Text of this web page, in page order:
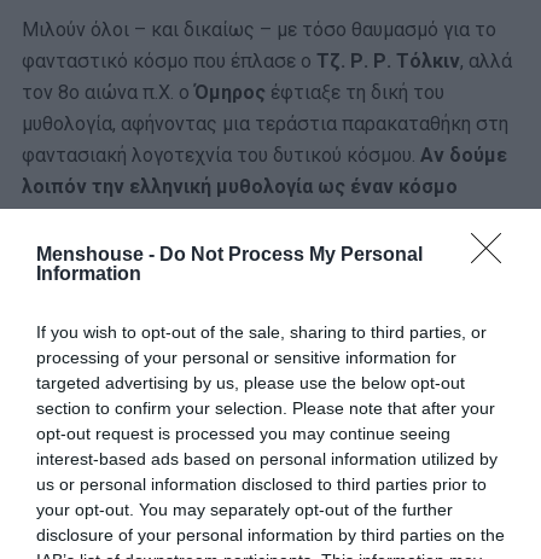
Menshouse - Do Not Process My Personal
Information
If you wish to opt-out of the sale, sharing to third parties, or
processing of your personal or sensitive information for
targeted advertising by us, please use the below opt-out
section to confirm your selection. Please note that after your
opt-out request is processed you may continue seeing
interest-based ads based on personal information utilized by
us or personal information disclosed to third parties prior to
your opt-out. You may separately opt-out of the further
disclosure of your personal information by third parties on the
Μιλούν όλοι – και δικαίως – με τόσο θαυμασμό για το
φανταστικό κόσμο που έπλασε ο Τζ. Ρ. Ρ. Τόλκιν, αλλά
τον 8ο αιώνα π.Χ. οΌμηρος έφτιαξε τη δική του
μυθολογία, αφήνοντας μια τεράστια παρακαταθήκη στη
φαντασιακή λογοτεχνία του δυτικού κόσμου. Αν δούμε
λοιπόν την ελληνική μυθολογία ως έναν κόσμο
προφορικής και ποιοτικής παράδοσης – έμπνευσης και
όχι ως ένα ασύνδετο παραμύθι, τότε περάστε στο
ακολουθεί.
Ποιον νίκησε ο Δίας στην επική